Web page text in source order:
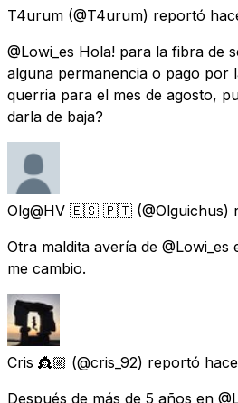
T4urum (@T4urum) reportó
@Lowi_es Hola! para la fibra de
alguna permanencia o pago por
querria para el mes de agosto,
darla de baja?
Olg@HV 🇪🇸 🇵🇹 (@Olguichus)
Otra maldita avería de
me cambio.
Cris 👸🏼 (@cris_92) reportó
Después de más de 5 años en